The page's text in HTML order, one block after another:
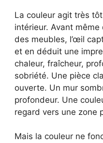
La couleur agit très
intérieur. Avant
des meubles, l’œil
et en déduit une
chaleur, fraîcheur,
sobriété. Une pièce
ouverte. Un mur
profondeur. Une
regard vers une zone
Mais la couleur ne